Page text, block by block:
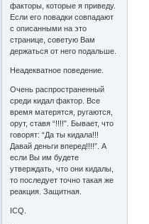
факторы, которые я приведу.
Если его повадки совпадают
с описанными на это
странице, советую Вам
держаться от него подальше.
Неадекватное поведение.
Очень распространенный
среди кидал фактор. Все
время матерятся, ругаются,
орут, ставя “!!!!”. Бывает, что
говорят: “Да ты кидала!!!
Давай деньги вперед!!!!”. А
если Вы им будете
утверждать, что они кидалы,
то последует точно такая же
реакция. Защитная.
ICQ.